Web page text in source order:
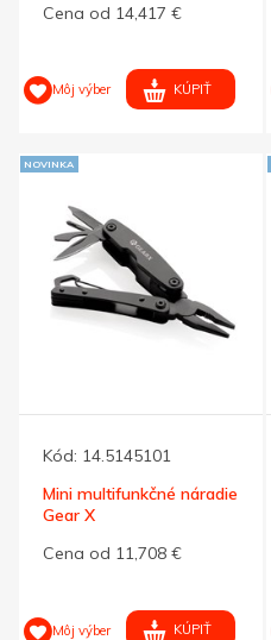
Cena od 14,417 €
Môj výber KÚPIŤ
NOVINKA
Kód: 14.5145101
Mini multifunkčné náradie
Gear X
Cena od 11,708 €
Môj výber KÚPIŤ